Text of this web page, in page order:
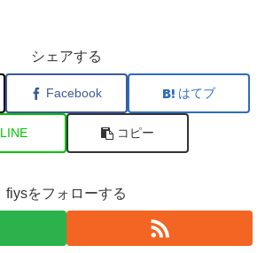
シェアする
Facebook はてブ
LINE コピー
fiysをフォローする